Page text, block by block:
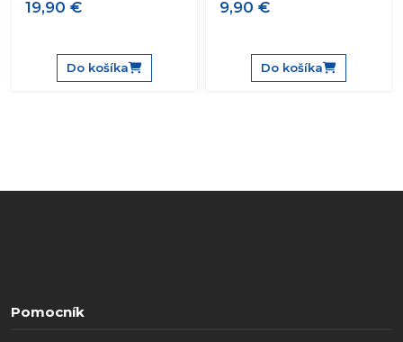
19,90 €
Do košíka
9,90 €
Do košíka
Pomocník